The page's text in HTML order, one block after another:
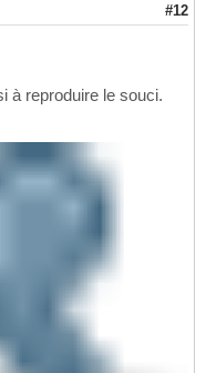
#12
à reproduire le souci.